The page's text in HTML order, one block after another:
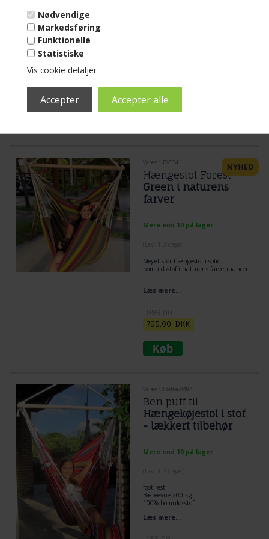
Nødvendige
Markedsføring
Funktionelle
Statistiske
Vis cookie detaljer
999,00
840,00
Varenr. DVT541
Hængestol Forest
Green i naturens
farver
Mere end 10 på lager
Meget stor hængestol i solidt
bomuldsstof i naturens farvenuancer.
Læs mere...
999,00
795,00 DKK
Varenr. FootRest487
Ben puff til
Hængekøjestol i stof
- lækkert tilbehør
Mere end 10 på lager
foot rest
Bæreevne 200 kg.
100% bomuldsstof.
picture.
hammock chair.
Læs mere...